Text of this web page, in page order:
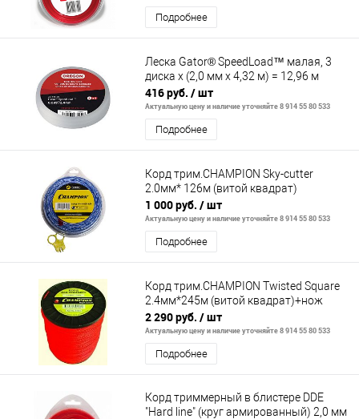
Подробнее
Леска Gator® SpeedLoad™ малая, 3
диска x (2,0 мм x 4,32 м) = 12,96 м
416 руб. / шт
Актуальную цену и наличие уточняйте 8 914 55 80 533
Подробнее
Корд трим.CHAMPION Sky-cutter
2.0мм* 126м (витой квадрат)
1 000 руб. / шт
Актуальную цену и наличие уточняйте 8 914 55 80 533
Подробнее
Корд трим.CHAMPION Twisted Square
2.4мм*245м (витой квадрат)+нож
2 290 руб. / шт
Актуальную цену и наличие уточняйте 8 914 55 80 533
Подробнее
Корд триммерный в блистере DDE
"Hard line" (круг армированный) 2,0 мм